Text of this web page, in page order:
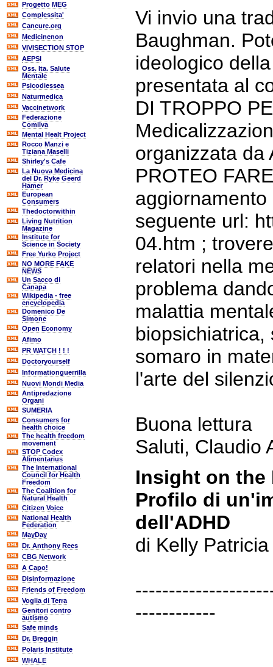
Progetto MEG
Complessita'
Cancure.org
Medicinenon
VIVISECTION STOP
AEPSI
Oss. Ita. Salute
Mentale
Psicodiessea
Naturmedica
Vaccinetwork
Federazione
Comilva
Mental Healt Project
Rocco Manzi e
Tiziana Maselli
Shirley's Cafe
La Nuova Medicina
del Dr. Ryke Geerd
Hamer
European
Consumers
Thedoctorwithin
Living Nutrition
Magazine
Institute for
Science in Society
Free Yurko Project
NO MORE FAKE
NEWS
Un Sacco di
Canapa
Wikipedia - free
encyclopedia
Domenico De
Simone
Open Economy
Afimo
PR WATCH ! ! !
Doctoryourself
Informationguerrilla
Nuovi Mondi Media
Antipredazione
Organi
SUMERIA
Consumers for
health choice
The health freedom
movement
STOP Codex
Alimentarius
The International
Council for Health
Freedom
The Coalition for
Natural Health
Citizen Voice
National Health
Federation
MayDay
Dr. Anthony Rees
CBG Network
A Capo!
Disinformazione
Friends of Freedom
Voglia di Terra
Genitori contro
autismo
Safe minds
Dr. Breggin
Polaris Institute
WHALE
Vi invio una
Baughman.
ideologico
presentata al
DI TROPPO
organizzata da
PROTEO
seguente url:
04.htm ;
relatori nella
problema
malattia
somaro in
l'arte del
Buona lettura
Saluti, Claudio
Insight on the
Profilo di
dell'ADHD
di Kelly
------------